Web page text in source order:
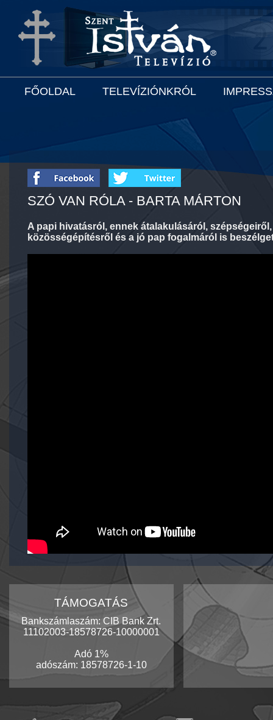
FŐOLDAL TELEVÍZIÓNKRÓL
SZÓ VAN RÓLA - BARTA MÁRTON
A papi hivatásról, ennek átalakulásáról,
közösségépítésről és a jó pap fogalmáról is
TÁMOGATÁS
Bankszámlaszám: CIB Bank Zrt.
11102003-18578726-10000001
Adó 1%
adószám: 18578726-1-10